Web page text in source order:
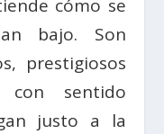
cómo se
bajo. Son
prestigiosos
con sentido
justo a la